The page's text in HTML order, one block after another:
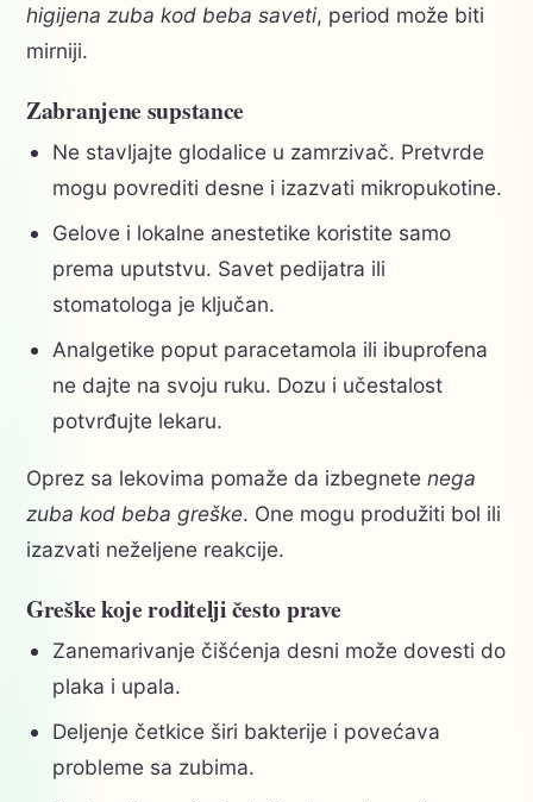
higijena zuba kod beba saveti, period može biti
mirniji.
Zabranjene supstance
Ne stavljajte glodalice u zamrzivač. Pretvrde
mogu povrediti desne i izazvati mikropukotine.
Gelove i lokalne anestetike koristite samo
prema uputstvu. Savet pedijatra ili
stomatologa je ključan.
Analgetike poput paracetamola ili ibuprofena
ne dajte na svoju ruku. Dozu i učestalost
potvrđujte lekaru.
Oprez sa lekovima pomaže da izbegnete nega
zuba kod beba greške. One mogu produžiti bol ili
izazvati neželjene reakcije.
Greške koje roditelji često prave
Zanemarivanje čišćenja desni može dovesti do
plaka i upala.
Deljenje četkice širi bakterije i povećava
probleme sa zubima.